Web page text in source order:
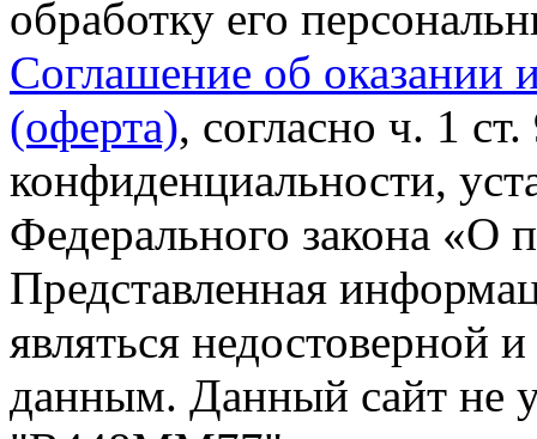
обработку его
Соглашение об оказании
(оферта), согласно ч. 1
конфиденциальности,
Федерального закона «О
Представленная
являться недостоверной
данным. Данный сайт не